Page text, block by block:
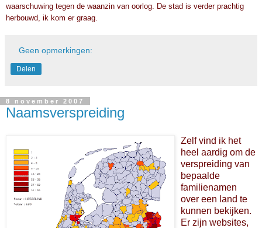
waarschuwing tegen de waanzin van oorlog. De stad is verder prachtig
herbouwd, ik kom er graag.
Geen opmerkingen:
Delen
8 november 2007
Naamsverspreiding
Zelf vind ik het
heel aardig om de
verspreiding van
bepaalde
familienamen
over een land te
kunnen bekijken.
Er zijn websites,